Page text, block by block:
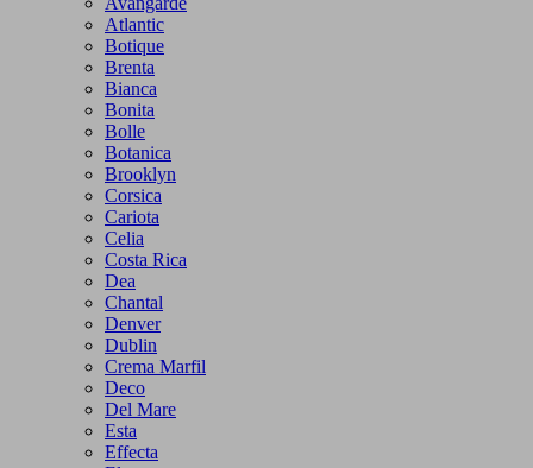
Atlantic
Botique
Brenta
Bianca
Bonita
Bolle
Botanica
Brooklyn
Corsica
Cariota
Celia
Costa Rica
Dea
Chantal
Denver
Dublin
Crema Marfil
Deco
Del Mare
Esta
Effecta